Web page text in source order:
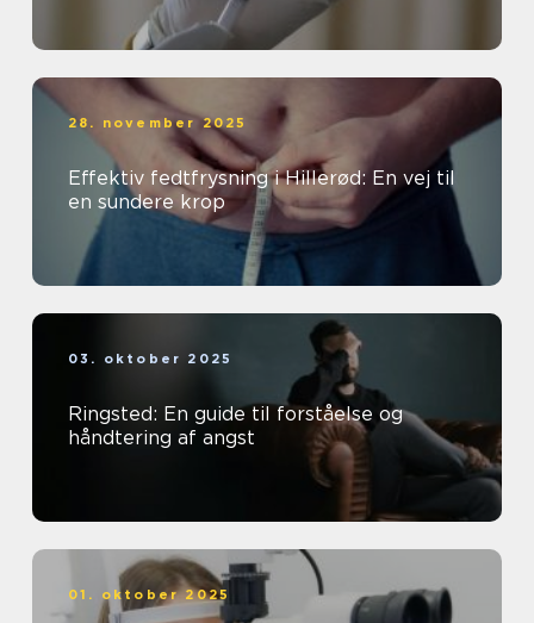
28. november 2025
Effektiv fedtfrysning i Hillerød: En vej til
en sundere krop
03. oktober 2025
Ringsted: En guide til forståelse og
håndtering af angst
01. oktober 2025